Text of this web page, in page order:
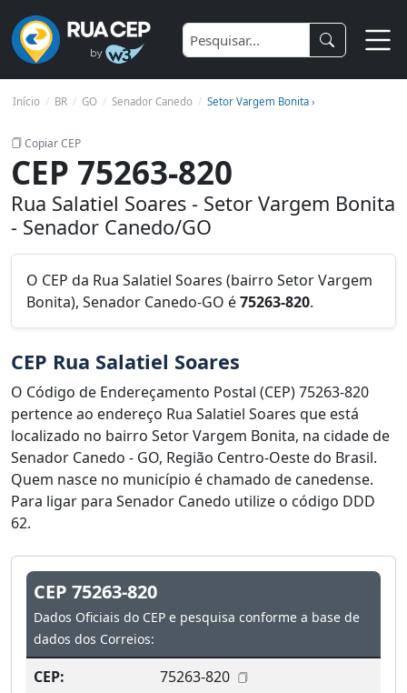
Início BR GO Senador Canedo Setor Vargem Bonita ›
Copiar CEP
CEP 75263-820
Rua Salatiel Soares - Setor Vargem Bonita
- Senador Canedo/GO
O CEP da Rua Salatiel Soares (bairro Setor Vargem
Bonita), Senador Canedo-GO é75263-820.
CEP Rua Salatiel Soares
O Código de Endereçamento Postal (CEP) 75263-820
pertence ao endereço Rua Salatiel Soares que está
localizado no bairro Setor Vargem Bonita, na cidade de
Senador Canedo - GO, Região Centro-Oeste do Brasil.
Quem nasce no município é chamado de canedense.
Para ligar para Senador Canedo utilize o código DDD
62.
CEP 75263-820
Dados Oficiais do CEP e pesquisa conforme a base de
dados dos Correios:
CEP:
75263-820